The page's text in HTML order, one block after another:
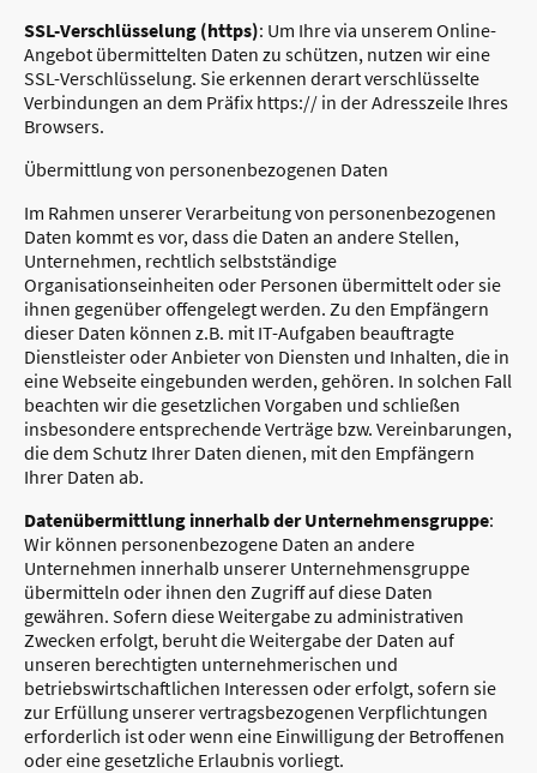
SSL-Verschlüsselung (https): Um Ihre via unserem Online-
Angebot übermittelten Daten zu schützen, nutzen wir eine
SSL-Verschlüsselung. Sie erkennen derart verschlüsselte
Verbindungen an dem Präfix https:// in der Adresszeile Ihres
Browsers.
Übermittlung von personenbezogenen Daten
Im Rahmen unserer Verarbeitung von personenbezogenen
Daten kommt es vor, dass die Daten an andere Stellen,
Unternehmen, rechtlich selbstständige
Organisationseinheiten oder Personen übermittelt oder sie
ihnen gegenüber offengelegt werden. Zu den Empfängern
dieser Daten können z.B. mit IT-Aufgaben beauftragte
Dienstleister oder Anbieter von Diensten und Inhalten, die in
eine Webseite eingebunden werden, gehören. In solchen Fall
beachten wir die gesetzlichen Vorgaben und schließen
insbesondere entsprechende Verträge bzw. Vereinbarungen,
die dem Schutz Ihrer Daten dienen, mit den Empfängern
Ihrer Daten ab.
Datenübermittlung innerhalb der Unternehmensgruppe:
Wir können personenbezogene Daten an andere
Unternehmen innerhalb unserer Unternehmensgruppe
übermitteln oder ihnen den Zugriff auf diese Daten
gewähren. Sofern diese Weitergabe zu administrativen
Zwecken erfolgt, beruht die Weitergabe der Daten auf
unseren berechtigten unternehmerischen und
betriebswirtschaftlichen Interessen oder erfolgt, sofern sie
zur Erfüllung unserer vertragsbezogenen Verpflichtungen
erforderlich ist oder wenn eine Einwilligung der Betroffenen
oder eine gesetzliche Erlaubnis vorliegt.